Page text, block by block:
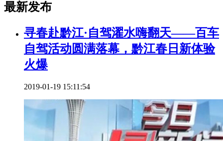
最新发布
寻春赴黔江·自驾濯水嗨翻天——百车
自驾活动圆满落幕，黔江春日新体验
火爆
2019-01-19 15:11:54